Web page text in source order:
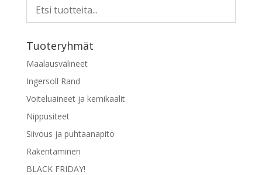
muunnelma.
Voit
valinnat
tuotteen
Tuoteryhmät
Maalausvälineet
Ingersoll Rand
Voiteluaineet ja kemikaalit
Nippusiteet
Siivous ja puhtaanapito
Rakentaminen
BLACK FRIDAY!